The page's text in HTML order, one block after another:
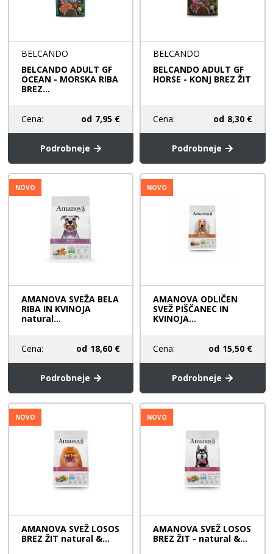
BELCANDO
BELCANDO ADULT GF
OCEAN - MORSKA RIBA
BREZ...
Cena: od 7,95 €
Podrobneje
BELCANDO
BELCANDO ADULT GF
HORSE - KONJ BREZ ŽIT
Cena: od 8,30 €
Podrobneje
NOVO
AMANOVA SVEŽA BELA
RIBA IN KVINOJA
natural...
Cena: od 18,60 €
Podrobneje
NOVO
AMANOVA ODLIČEN
SVEŽ PIŠČANEC IN
KVINOJA...
Cena: od 15,50 €
Podrobneje
NOVO
AMANOVA SVEŽ LOSOS
BREZ ŽIT natural &...
NOVO
AMANOVA SVEŽ LOSOS
BREZ ŽIT - natural &...